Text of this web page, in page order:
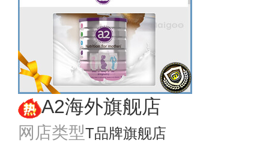
A2海外旗舰店
网店类型T品牌旗舰店